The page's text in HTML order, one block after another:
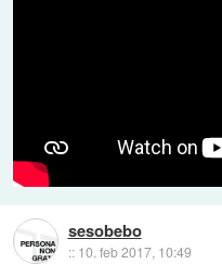
sesobebo
:: 10. feb 2017, 10:49